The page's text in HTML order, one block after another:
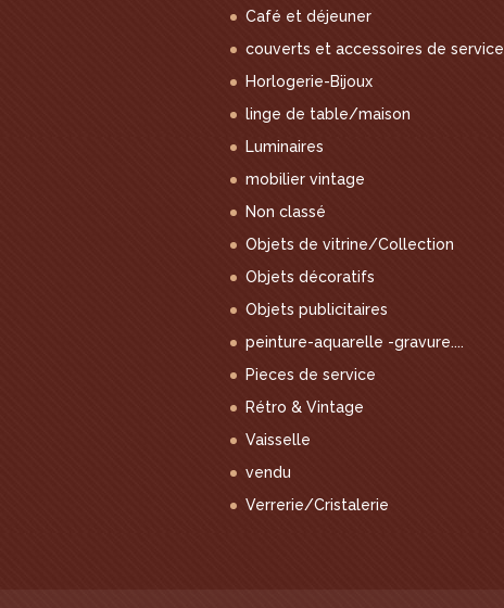
Café et déjeuner
couverts et accessoires de service
Horlogerie-Bijoux
linge de table/maison
Luminaires
mobilier vintage
Non classé
Objets de vitrine/Collection
Objets décoratifs
Objets publicitaires
peinture-aquarelle -gravure....
Pieces de service
Rétro & Vintage
Vaisselle
vendu
Verrerie/Cristalerie